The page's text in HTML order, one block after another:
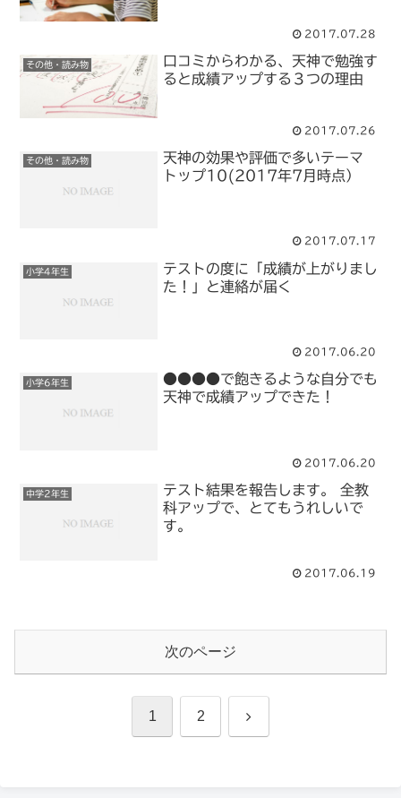
2017.07.28
その他・読み物
口コミからわかる、天神で勉強す
ると成績アップする３つの理由
2017.07.26
その他・読み物
天神の効果や評価で多いテーマ
トップ10(2017年7月時点）
2017.07.17
小学4年生
テストの度に「成績が上がりまし
た！」と連絡が届く
2017.06.20
小学6年生
●●●●で飽きるような自分でも
天神で成績アップできた！
2017.06.20
中学2年生
テスト結果を報告します。 全教
科アップで、とてもうれしいで
す。
2017.06.19
次のページ
1 2 次